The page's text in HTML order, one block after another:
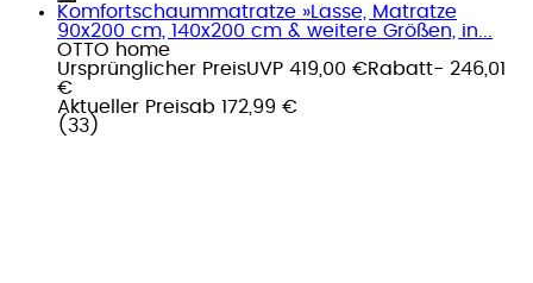
Komfortschaummatratze »Lasse, Matratze
90x200 cm, 140x200 cm & weitere Größen, in...
OTTO home
Ursprünglicher PreisUVP 419,00 €Rabatt- 246,01
€
Aktueller Preisab 172,99 €
( 33 )